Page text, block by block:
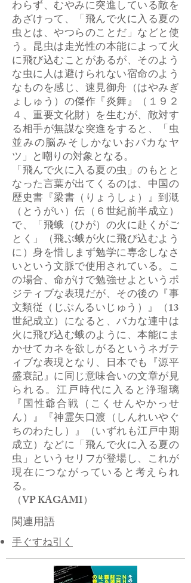
わらず、むやみに突進している敵を
あざけって、「飛んで火に入る夏の
虫とは、やつらのことだ」などと使
う。昆虫は走光性の本能によって火
に飛び込むことがあるが、そのよう
な虫に人は避けられない宿命のよう
なものを感じ、速見御舟（はやみぎ
ょしゅう）の傑作『炎舞』（１９２
４、重要文化財）を生むが、敵対す
る相手が無謀な突進をすると、「虫
並みの脳みそしかないおバカなヤ
ツ」と嘲りの対象となる。
「飛んで火に入る夏の虫」のもとと
なった言葉が出てくるのは、中国の
歴史書『梁書（りょうしょ）』到漑
（とうがい）伝（６世紀前半成立）
で、「飛蛾（ひが）の火に赴くがご
とく」（飛ぶ蛾が火に飛び込むよう
に）身を惜しまず勉学に専念しなさ
いという文脈で使用されている。こ
の場合、命がけで勉強せよというポ
ジティブな表現だが、その後の『事
文類従（じぶんるいじゅう）』（13
世紀成立）になると、バカな連中は
火に飛び込む蛾のように、本能にま
かせてカネを欲しがるというネガテ
ィブな表現となり、日本でも『源平
盛衰記』に同じ意味合いの文章が見
られる。江戸時代に入ると浄瑠璃
『国性爺合戦（こくせんやかっせ
ん）』『神霊矢口渡（しんれいやぐ
ちのわたし）』（いずれも江戸中期
成立）などに「飛んで火に入る夏の
虫」というセリフが登場し、これが
現在につながっていると考えられ
る。
（VP KAGAMI）
関連用語
手ぐすね引く